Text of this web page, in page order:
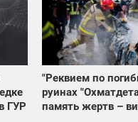
ГУР
"Реквием по
руинах
память жертв –